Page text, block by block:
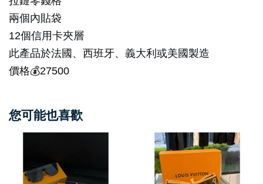
兩個內貼袋
12個信用卡夾層
此產品於法國、西班牙、義大利或美國製造
價格💰27500
您可能也喜歡